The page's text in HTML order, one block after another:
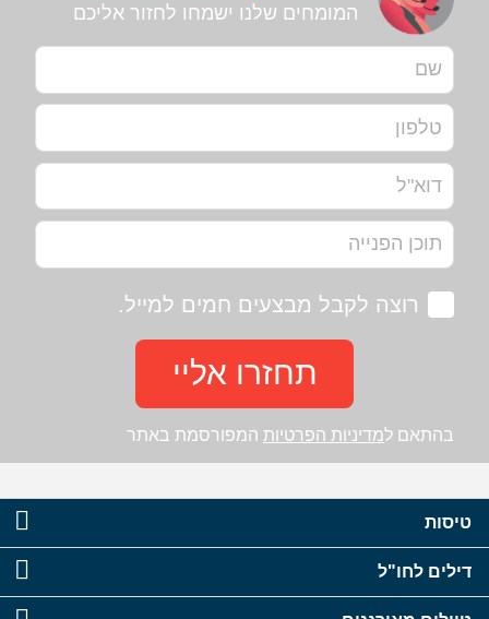
המומחים שלנו ישמחו לחזור אליכם
רוצה לקבל מבצעים חמים למייל.
תחזרו אליי
בהתאם למדיניות הפרטיות המפורסמת באתר
טיסות
דילים לחו"ל